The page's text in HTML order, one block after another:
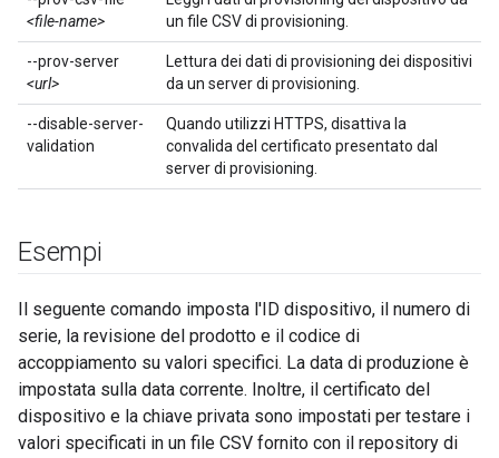
<file-name>
un file CSV di provisioning.
--prov-server
<url>
Lettura dei dati di provisioning dei dispositivi
da un server di provisioning.
--disable-server-
validation
Quando utilizzi HTTPS, disattiva la
convalida del certificato presentato dal
server di provisioning.
Esempi
Il seguente comando imposta l'ID dispositivo, il numero di
serie, la revisione del prodotto e il codice di
accoppiamento su valori specifici. La data di produzione è
impostata sulla data corrente. Inoltre, il certificato del
dispositivo e la chiave privata sono impostati per testare i
valori specificati in un file CSV fornito con il repository di